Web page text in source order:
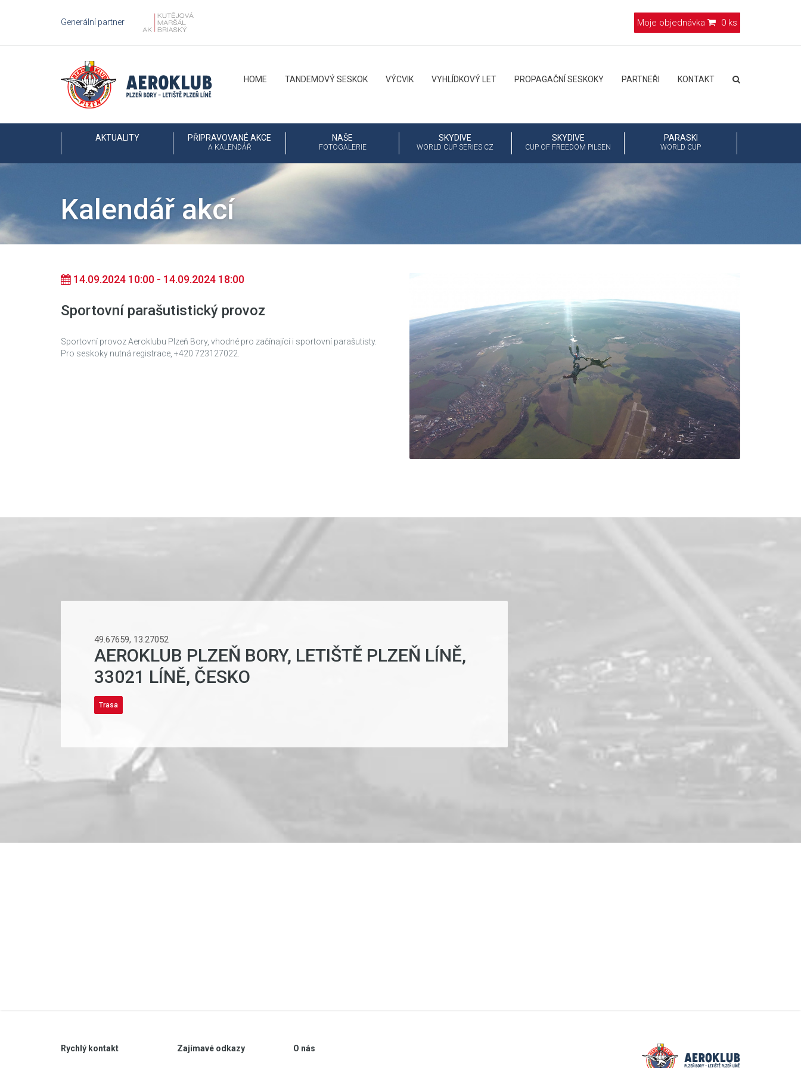
Generální partner Moje objednávka 0 ks
HOME TANDEMOVÝ SESKOK VÝCVIK VYHLÍDKOVÝ LET PROPAGAČNÍ SESKOKY PARTNEŘI KONTAKT
AKTUALITY PŘIPRAVOVANÉ AKCE
A KALENDÁŘ
NAŠE
FOTOGALERIE
SKYDIVE
WORLD CUP SERIES CZ
SKYDIVE
CUP OF FREEDOM PILSEN
PARASKI
WORLD CUP
Kalendář akcí
14.09.2024 10:00 - 14.09.2024 18:00
Sportovní parašutistický provoz
Sportovní provoz Aeroklubu Plzeň Bory, vhodné pro začínající i sportovní parašutisty.
Pro seskoky nutná registrace, +420 723127022.
49.67659, 13.27052
AEROKLUB PLZEŇ BORY, LETIŠTĚ PLZEŇ LÍNĚ,
33021 LÍNĚ, ČESKO
Trasa
Rychlý kontakt Zajímavé odkazy O nás